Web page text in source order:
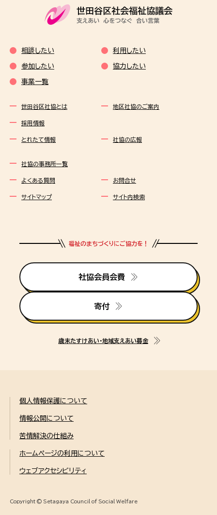
相談したい 利用したい
参加したい 協力したい
事業一覧
世田谷区社協とは 地区社協のご案内
採用情報
とれたて情報 社協の広報
社協の事務所一覧
よくある質問 お問合せ
サイトマップ サイト内検索
福祉のまちづくりにご協力を！
社協会員会費
寄付
歳末たすけあい・地域支えあい募金
個人情報保護について
情報公開について
苦情解決の仕組み
ホームページの利用について
ウェブアクセシビリティ
Copyright © Setagaya Council of Social Welfare